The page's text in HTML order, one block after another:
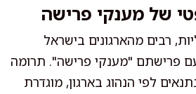
של מענקי פרישה
רבים מהארגונים בישראל
פרישתם "מענקי פרישה". תרומה
לפי הנהוג בארגון, מוגדרת